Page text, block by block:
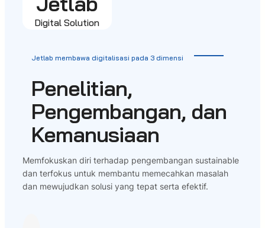
Digital Solution
Jetlab membawa digitalisasi pada 3 dimensi
Penelitian,
Pengembangan, dan
Kemanusiaan
Memfokuskan diri terhadap pengembangan sustainable
dan terfokus untuk membantu memecahkan masalah
dan mewujudkan solusi yang tepat serta efektif.